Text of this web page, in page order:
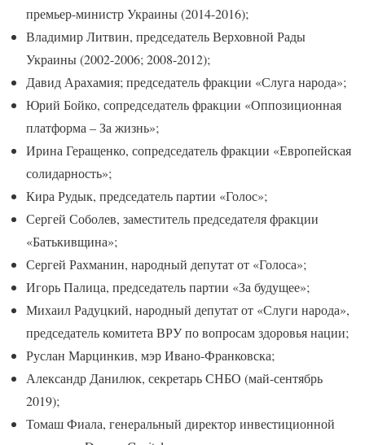
премьер-министр Украины (2014-2016);
Владимир Литвин, председатель Верховной Рады
Украины (2002-2006; 2008-2012);
Давид Арахамия; председатель фракции «Слуга народа»;
Юрий Бойко, сопредседатель фракции «Оппозиционная
платформа – За жизнь»;
Ирина Геращенко, сопредседатель фракции «Европейская
солидарность»;
Кира Рудык, председатель партии «Голос»;
Сергей Соболев, заместитель председателя фракции
«Батькивщина»;
Сергей Рахманин, народный депутат от «Голоса»;
Игорь Палица, председатель партии «За будущее»;
Михаил Радуцкий, народный депутат от «Слуги народа»,
председатель комитета ВРУ по вопросам здоровья нации;
Руслан Марцинкив, мэр Ивано-Франковска;
Александр Данилюк, секретарь СНБО (май-сентябрь
2019);
Томаш Фиала, генеральный директор инвестиционной